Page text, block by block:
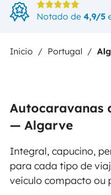
Notado de 4,9/5
Inicio Portugal
Autocaravanas
— Algarve
Integral, capucino,
para cada tipo de
veículo compacto ou